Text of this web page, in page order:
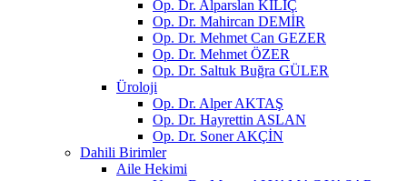
Op. Dr. Alparslan KILIÇ
Op. Dr. Mahircan DEMİR
Op. Dr. Mehmet Can GEZER
Op. Dr. Mehmet ÖZER
Op. Dr. Saltuk Buğra GÜLER
Üroloji
Op. Dr. Alper AKTAŞ
Op. Dr. Hayrettin ASLAN
Op. Dr. Soner AKÇİN
Dahili Birimler
Aile Hekimi